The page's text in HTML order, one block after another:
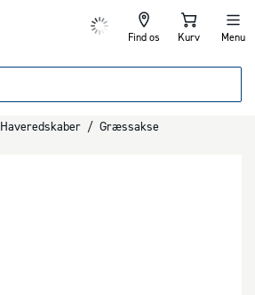
Find os Kurv Menu
Haveredskaber / Græssakse